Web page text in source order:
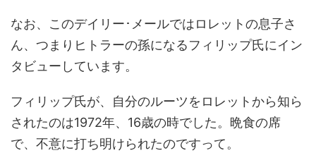
なお、このデイリー･メールではロレットの息子さ
ん、つまりヒトラーの孫になるフィリップ氏にイン
タビューしています。
フィリップ氏が、自分のルーツをロレットから知ら
されたのは1972年、16歳の時でした。晩食の席
で、不意に打ち明けられたのですって。